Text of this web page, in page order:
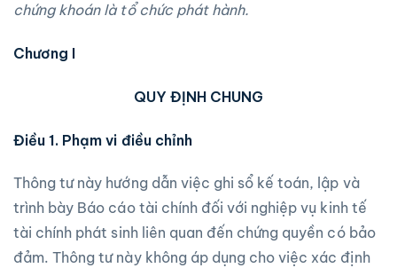
chứng khoán là tổ chức phát hành.
Chương I
QUY ĐỊNH CHUNG
Điều 1. Phạm vi điều chỉnh
Thông tư này hướng dẫn việc ghi sổ kế toán, lập và
trình bày Báo cáo tài chính đối với nghiệp vụ kinh tế
tài chính phát sinh liên quan đến chứng quyền có bảo
đảm. Thông tư này không áp dụng cho việc xác định